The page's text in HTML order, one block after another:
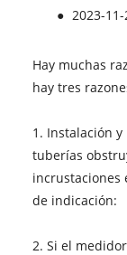
● 2023-
Hay muchas
hay tres
1. Instalación
tuberías
incrustaciones
de indicación:
2. Si el